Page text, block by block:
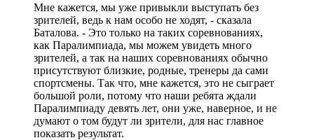
Мне кажется, мы уже привыкли выступать без
зрителей, ведь к нам особо не ходят, - сказала
Баталова. - Это только на таких соревнованиях,
как Паралимпиада, мы можем увидеть много
зрителей, а так на наших соревнованиях обычно
присутствуют близкие, родные, тренеры да сами
спортсмены. Так что, мне кажется, это не сыграет
большой роли, потому что наши ребята ждали
Паралимпиаду девять лет, они уже, наверное, и не
думают о том будут ли зрители, для нас главное
показать результат.